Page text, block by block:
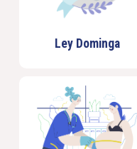
Ley Dominga